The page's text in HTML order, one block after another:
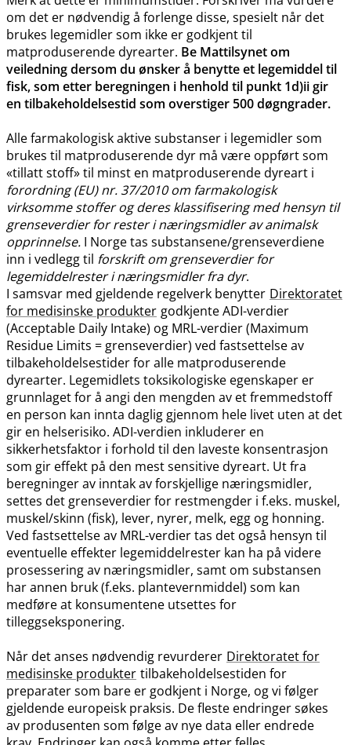
om det er nødvendig å forlenge disse, spesielt når det
brukes legemidler som ikke er godkjent til
matproduserende dyrearter. Be Mattilsynet om
veiledning dersom du ønsker å benytte et legemiddel til
fisk, som etter beregningen i henhold til punkt 1d)ii gir
en tilbakeholdelsestid som overstiger 500 døgngrader.
Alle farmakologisk aktive substanser i legemidler som
brukes til matproduserende dyr må være oppført som
«tillatt stoff» til minst en matproduserende dyreart i
forordning (EU) nr. 37/2010 om farmakologisk
virksomme stoffer og deres klassifisering med hensyn til
grenseverdier for rester i næringsmidler av animalsk
opprinnelse. I Norge tas substansene​/​grenseverdiene
inn i vedlegg til forskrift om grenseverdier for
legemiddelrester i næringsmidler fra dyr.
I samsvar med gjeldende regelverk benytter Direktoratet
for medisinske produkter godkjente ADI-verdier
(Acceptable Daily Intake) og MRL-verdier (Maximum
Residue Limits = grenseverdier) ved fastsettelse av
tilbakeholdelsestider for alle matproduserende
dyrearter. Legemidlets toksikologiske egenskaper er
grunnlaget for å angi den mengden av et fremmedstoff
en person kan innta daglig gjennom hele livet uten at det
gir en helserisiko. ADI-verdien inkluderer en
sikkerhetsfaktor i forhold til den laveste konsentrasjon
som gir effekt på den mest sensitive dyreart. Ut fra
beregninger av inntak av forskjellige næringsmidler,
settes det grenseverdier for restmengder i f.eks. muskel,
muskel​/​skinn (fisk), lever, nyrer, melk, egg og honning.
Ved fastsettelse av MRL-verdier tas det også hensyn til
eventuelle effekter legemiddelrester kan ha på videre
prosessering av næringsmidler, samt om substansen
har annen bruk (f.eks. plantevernmiddel) som kan
medføre at konsumentene utsettes for
tilleggseksponering.
Når det anses nødvendig revurderer Direktoratet for
medisinske produkter tilbakeholdelsestiden for
preparater som bare er godkjent i Norge, og vi følger
gjeldende europeisk praksis. De fleste endringer søkes
av produsenten som følge av nye data eller endrede